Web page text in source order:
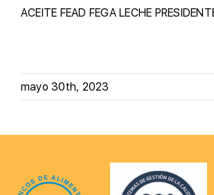
ACEITE FEAD FEGA LECHE
mayo 30th, 2023